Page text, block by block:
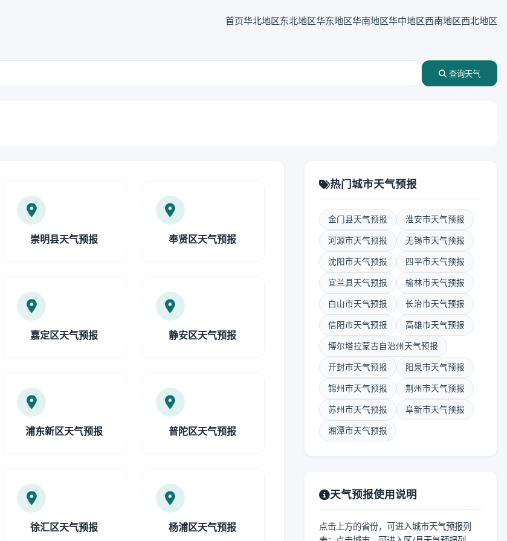
首页华北地区东北地区华东地区华南地区华中地区西南地区西北地区
查询天气
崇明县天气预报 奉贤区天气预报
嘉定区天气预报 静安区天气预报
浦东新区天气预报 普陀区天气预报
徐汇区天气预报 杨浦区天气预报
热门城市天气预报
金门县天气预报 淮安市天气预报
河源市天气预报 无锡市天气预报
沈阳市天气预报 四平市天气预报
宜兰县天气预报 榆林市天气预报
白山市天气预报 长治市天气预报
信阳市天气预报 高雄市天气预报
博尔塔拉蒙古自治州天气预报
开封市天气预报 阳泉市天气预报
锦州市天气预报 荆州市天气预报
苏州市天气预报 阜新市天气预报
湘潭市天气预报
天气预报使用说明
点击上方的省份，可进入城市天气预报列